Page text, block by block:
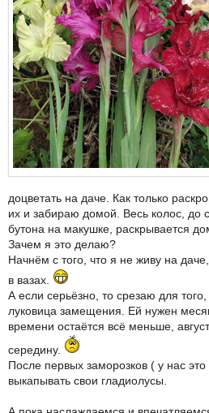
доцветать на даче. Как только
их и забираю домой. Весь колос, до
бутона на макушке, раскрывается
Зачем я это делаю?
Начнём с того, что я не живу на
в вазах.
А если серьёзно, то срезаю для
луковица замещения. Ей нужен
времени остаётся всё меньше,
середину.
После первых заморозков ( у нас
выкапывать свои гладиолусы.